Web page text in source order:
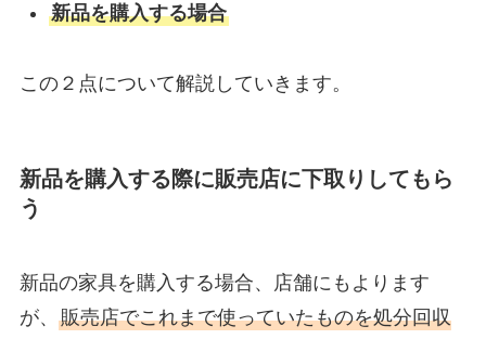
新品を購入する場合
この２点について解説していきます。
新品を購入する際に販売店に下取りしてもら
う
新品の家具を購入する場合、店舗にもよります
が、 販売店でこれまで使っていたものを処分回収